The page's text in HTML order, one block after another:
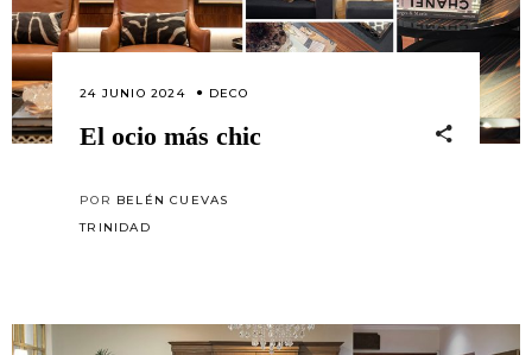
24 JUNIO 2024 DECO
El ocio más chic
POR BELÉN CUEVAS
TRINIDAD